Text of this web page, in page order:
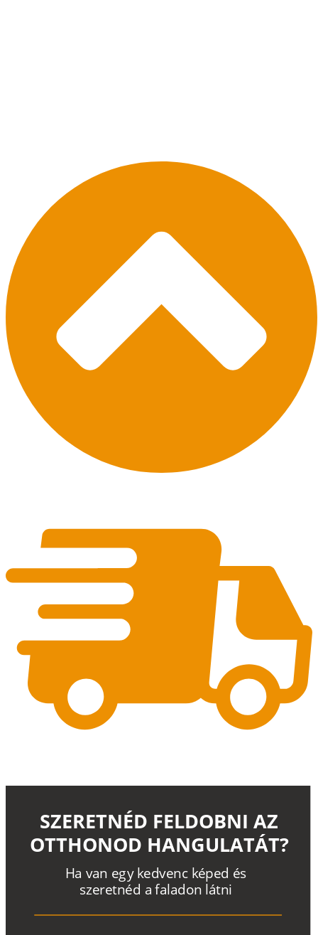
Ha van egy kedvenc képed és
szeretnéd a faladon látni
SZERETNÉD FELDOBNI AZ
OTTHONOD HANGULATÁT?